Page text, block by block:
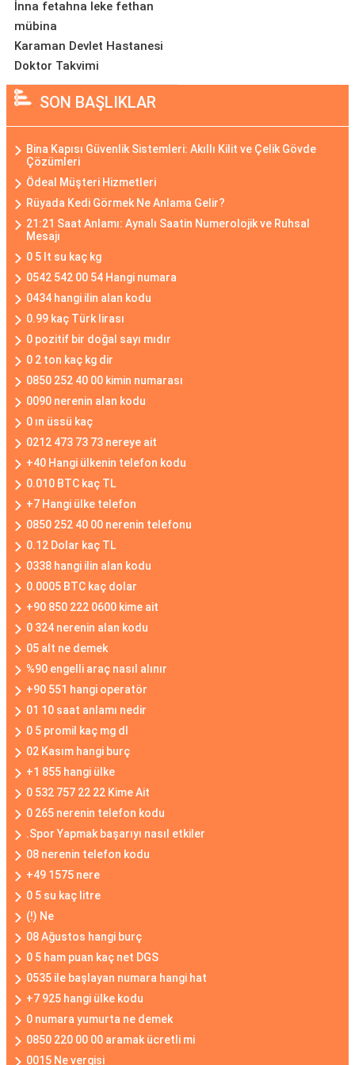
İnna fetahna leke fethan
mübina
Karaman Devlet Hastanesi
Doktor Takvimi
SON BAŞLIKLAR
Bina Kapısı Güvenlik Sistemleri: Akıllı Kilit ve Çelik Gövde
Çözümleri
Ödeal Müşteri Hizmetleri
Rüyada Kedi Görmek Ne Anlama Gelir?
21:21 Saat Anlamı: Aynalı Saatin Numerolojik ve Ruhsal
Mesajı
0 5 lt su kaç kg
0542 542 00 54 Hangi numara
0434 hangi ilin alan kodu
0.99 kaç Türk lirası
0 pozitif bir doğal sayı mıdır
0 2 ton kaç kg dir
0850 252 40 00 kimin numarası
0090 nerenin alan kodu
0 ın üssü kaç
0212 473 73 73 nereye ait
+40 Hangi ülkenin telefon kodu
0.010 BTC kaç TL
+7 Hangi ülke telefon
0850 252 40 00 nerenin telefonu
0.12 Dolar kaç TL
0338 hangi ilin alan kodu
0.0005 BTC kaç dolar
+90 850 222 0600 kime ait
0 324 nerenin alan kodu
05 alt ne demek
%90 engelli araç nasıl alınır
+90 551 hangi operatör
01 10 saat anlamı nedir
0 5 promil kaç mg dl
02 Kasım hangi burç
+1 855 hangi ülke
0 532 757 22 22 Kime Ait
0 265 nerenin telefon kodu
.Spor Yapmak başarıyı nasıl etkiler
08 nerenin telefon kodu
+49 1575 nere
0 5 su kaç litre
(!) Ne
08 Ağustos hangi burç
0 5 ham puan kaç net DGS
0535 ile başlayan numara hangi hat
+7 925 hangi ülke kodu
0 numara yumurta ne demek
0850 220 00 00 aramak ücretli mi
0015 Ne vergisi